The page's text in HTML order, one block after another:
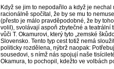
Když se jim to nepodařilo a když je
racionálně spočítal, že by se mu to
(přesto je málo pravděpodobné, že by
volil), svolávají aspoň zbytečné a teatrální
vůči T. Okamurovi, který tyto „zemské
Slovensko. Tento typ cest totiž nemá
politicky rozdělena, nýbrž naopak:
sousedovi, s nímž nás spojují naše
Okamura, to pochopil, kdežto ve volbách